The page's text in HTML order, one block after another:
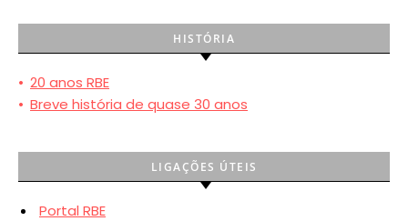
HISTÓRIA
• 20 anos RBE
• Breve história de quase 30 anos
LIGAÇÕES ÚTEIS
Portal RBE